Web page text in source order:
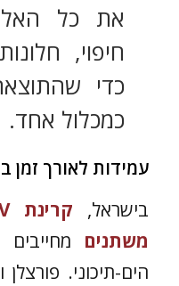
את כל
חיפוי,
כדי
כמכלול אחד.
עמידות לאורך זמן
בישראל,
משתנים
הים-תיכוני.